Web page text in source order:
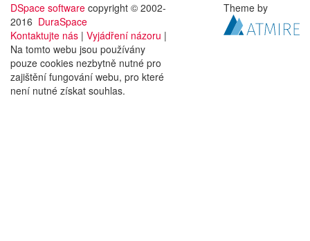
DSpace software copyright © 2002-
2016 DuraSpace
Kontaktujte nás | Vyjádření názoru |
Na tomto webu jsou používány
pouze cookies nezbytně nutné pro
zajištění fungování webu, pro které
není nutné získat souhlas.
Theme by